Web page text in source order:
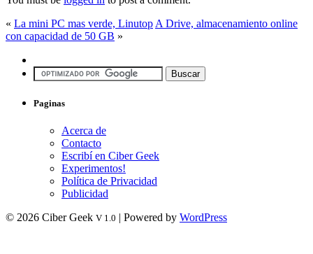
« La mini PC mas verde, Linutop A Drive, almacenamiento online
con capacidad de 50 GB »
Paginas
Acerca de
Contacto
Escribí en Ciber Geek
Experimentos!
Política de Privacidad
Publicidad
© 2026 Ciber Geek V 1.0 | Powered by WordPress